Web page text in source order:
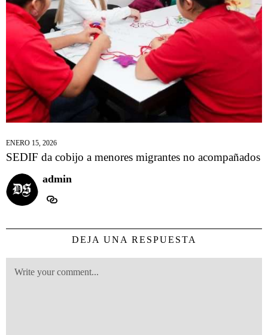
ENERO 15, 2026
SEDIF da cobijo a menores migrantes no acompañados
admin
DEJA UNA RESPUESTA